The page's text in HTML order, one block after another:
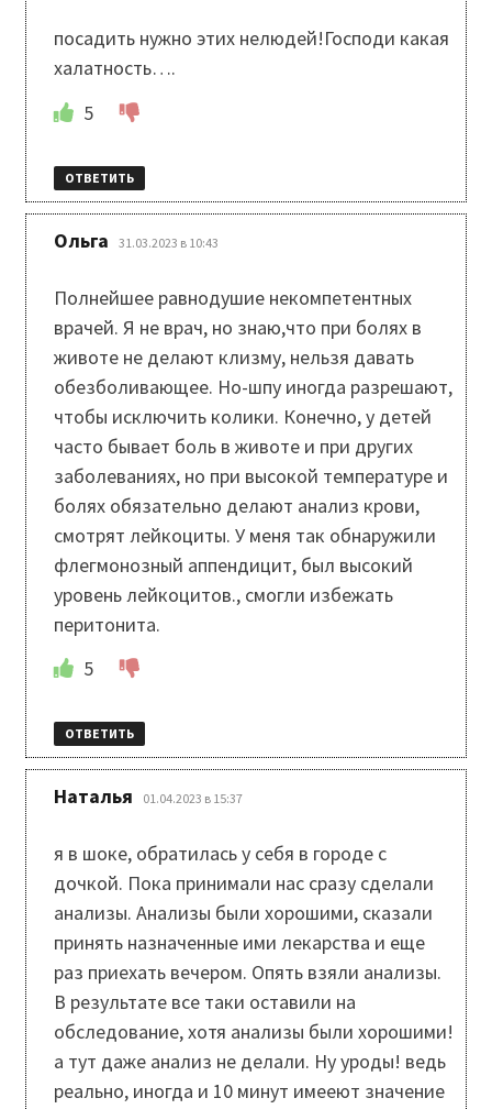
посадить нужно этих нелюдей!Господи какая
халатность….
5
ОТВЕТИТЬ
Ольга 31.03.2023 в 10:43
Полнейшее равнодушие некомпетентных
врачей. Я не врач, но знаю,что при болях в
животе не делают клизму, нельзя давать
обезболивающее. Но-шпу иногда разрешают,
чтобы исключить колики. Конечно, у детей
часто бывает боль в животе и при других
заболеваниях, но при высокой температуре и
болях обязательно делают анализ крови,
смотрят лейкоциты. У меня так обнаружили
флегмонозный аппендицит, был высокий
уровень лейкоцитов., смогли избежать
перитонита.
5
ОТВЕТИТЬ
Наталья 01.04.2023 в 15:37
я в шоке, обратилась у себя в городе с
дочкой. Пока принимали нас сразу сделали
анализы. Анализы были хорошими, сказали
принять назначенные ими лекарства и еще
раз приехать вечером. Опять взяли анализы.
В результате все таки оставили на
обследование, хотя анализы были хорошими!
а тут даже анализ не делали. Ну уроды! ведь
реально, иногда и 10 минут имееют значение